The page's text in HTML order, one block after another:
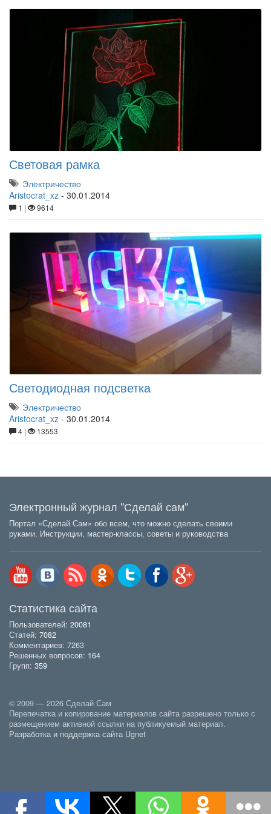
Световая рамка
Электричество
Aristocrat_xz - 30.01.2014
1 | 9614
Светодиодная подсветка
Электричество
Aristocrat_xz - 30.01.2014
4 | 13553
Электронный журнал "Сделай сам"
Портал «Сделай Сам» обо всем, что можно сделать своими
руками. Инструкции, мастер-классы, советы и руководства
Статистика сайта
Пользователей: 20081
Статей: 7082
Комментариев: 7263
Решенных вопросов: 164
Групп: 359
© 2009 — 2026 Сделай Сам
Перепечатка и копирование материалов сайта разрешено только с
размещением активной ссылки на публикуемый материал.
Разработка и поддержка сайта Ugnet